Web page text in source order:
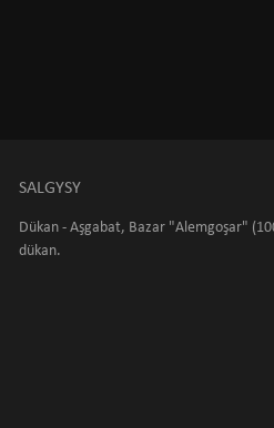
SALGYSY
Dükan - Aşgabat, Bazar "Alemgoşar"
dükan.